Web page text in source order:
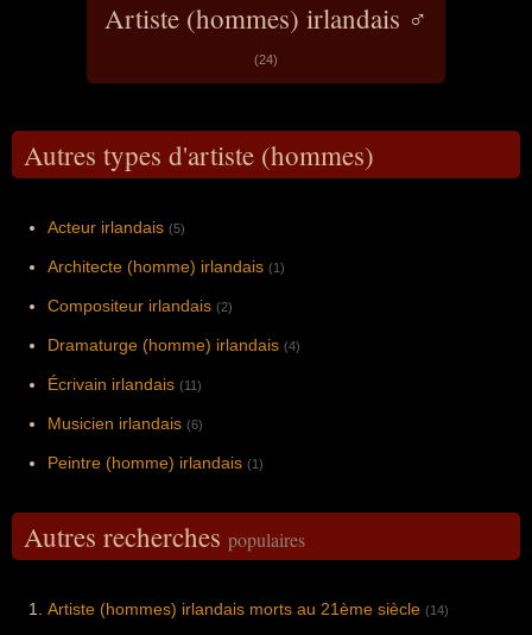
Artiste (hommes) irlandais ♂
(24)
Autres types d'artiste (hommes)
Acteur irlandais (5)
Architecte (homme) irlandais (1)
Compositeur irlandais (2)
Dramaturge (homme) irlandais (4)
Écrivain irlandais (11)
Musicien irlandais (6)
Peintre (homme) irlandais (1)
Autres recherches populaires
Artiste (hommes) irlandais morts au 21ème siècle (14)